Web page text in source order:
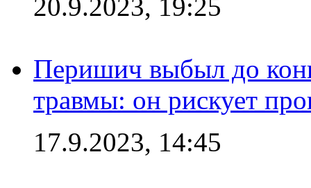
20.9.2023, 19:25
Перишич выбыл до
травмы: он рискует
17.9.2023, 14:45